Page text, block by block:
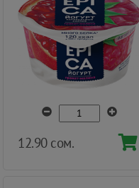
12.90 сом.